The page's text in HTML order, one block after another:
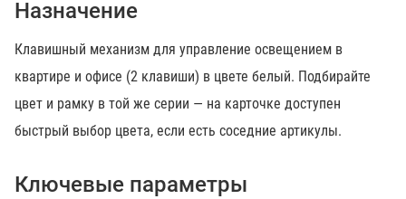
Назначение
Клавишный механизм для управление освещением в
квартире и офисе (2 клавиши) в цвете белый. Подбирайте
цвет и рамку в той же серии — на карточке доступен
быстрый выбор цвета, если есть соседние артикулы.
Ключевые параметры